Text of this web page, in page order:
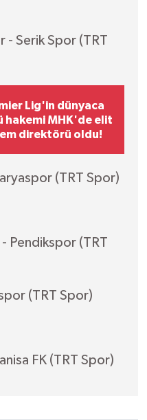
- Serik Spor (TRT
Lig'in dünyaca
hakemi MHK'de elit
direktörü oldu!
(TRT Spor)
Pendikspor (TRT
(TRT Spor)
FK (TRT Spor)